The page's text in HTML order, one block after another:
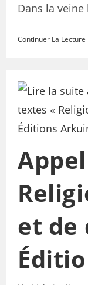
Dans la
Continuer La Lecture
et de